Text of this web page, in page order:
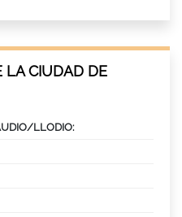
LA CIUDAD DE
LLODIO: